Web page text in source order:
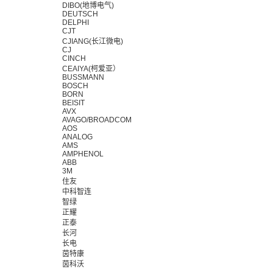
DIBO(地博电气)
DEUTSCH
DELPHI
CJT
CJIANG(长江微电)
CJ
CINCH
CEAIYA(柯爱亚）
BUSSMANN
BOSCH
BORN
BEISIT
AVX
AVAGO/BROADCOM
AOS
ANALOG
AMS
AMPHENOL
ABB
3M
住友
中科智连
智绿
正耀
正泰
长河
长电
茵特康
茵科沃